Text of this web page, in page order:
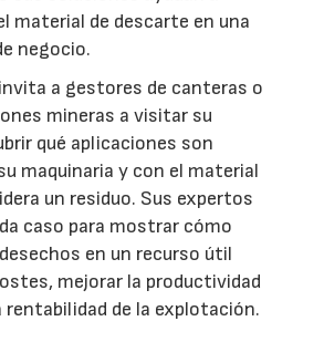
material de descarte en una
negocio.
a gestores de canteras o
mineras a visitar su
qué aplicaciones son
maquinaria y con el material
un residuo. Sus expertos
caso para mostrar cómo
en un recurso útil
mejorar la productividad
rentabilidad de la explotación.